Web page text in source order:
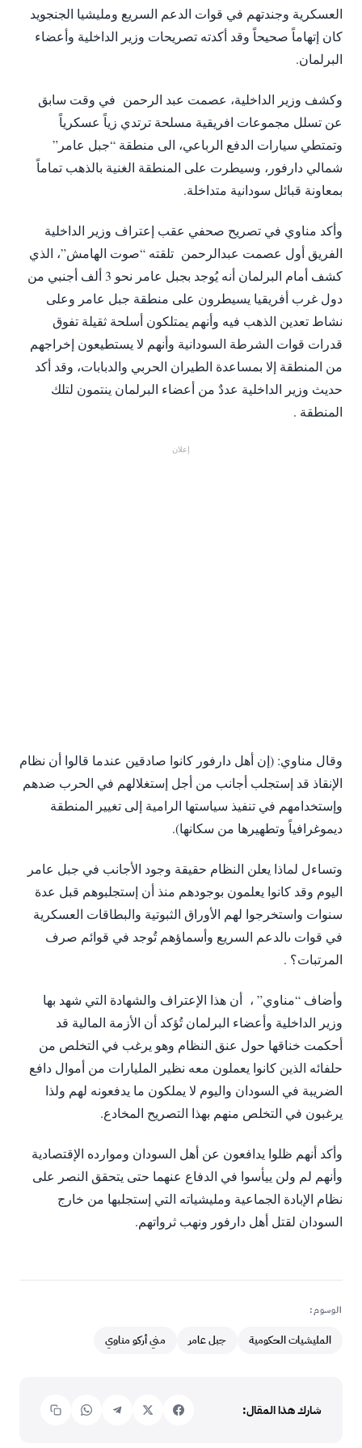
العسكرية وجندتهم في قوات الدعم السريع ومليشيا الجنجويد
كان إتهاماً صحيحاً وقد أكدته تصريحات وزير الداخلية وأعضاء
البرلمان.
وكشف وزير الداخلية، عصمت عبد الرحمن في وقت سابق
عن تسلل مجموعات افريقية مسلحة ترتدي زياً عسكرياً
وتمتطي سيارات الدفع الرباعي، الى منطقة “جبل عامر”
شمالي دارفور، وسيطرت على المنطقة الغنية بالذهب تماماً
بمعاونة قبائل سودانية متداخلة.
وأكد مناوي في تصريح صحفي عقب إعتراف وزير الداخلية
الفريق أول عصمت عبدالرحمن تلقته “صوت الهامش”، الذي
كشف أمام البرلمان أنه يُوجد بجبل عامر نحو 3 ألف أجنبي من
دول غرب أفريقيا يسيطرون على منطقة جبل عامر وعلى
نشاط تعدين الذهب فيه وأنهم يمتلكون أسلحة ثقيلة تفوق
قدرات قوات الشرطة السودانية وأنهم لا يستطيعون إخراجهم
من المنطقة إلا بمساعدة الطيران الحربي والدبابات، وقد أكد
حديث وزير الداخلية عددٌ من أعضاء البرلمان ينتمون لتلك
المنطقة .
إعلان
وقال مناوي: (إن أهل دارفور كانوا صادقين عندما قالوا أن نظام
الإنقاذ قد إستجلب أجانب من أجل إستغلالهم في الحرب ضدهم
وإستخدامهم في تنفيذ سياستها الرامية إلى تغيير المنطقة
ديموغرافياً وتطهيرها من سكانها).
وتساءل لماذا يعلن النظام حقيقة وجود الأجانب في جبل عامر
اليوم وقد كانوا يعلمون بوجودهم منذ أن إستجلبوهم قبل عدة
سنوات واستخرجوا لهم الأوراق الثبوتية والبطاقات العسكرية
في قوات ىالدعم السريع وأسماؤهم تُوجد في قوائم صرف
المرتبات؟ .
وأضاف “مناوي” ، أن هذا الإعتراف والشهادة التي شهد بها
وزير الداخلية وأعضاء البرلمان تُؤكد أن الأزمة المالية قد
أحكمت خناقها حول عنق النظام وهو يرغب في التخلص من
حلفائه الذين كانوا يعملون معه نظير المليارات من أموال دافع
الضريبة في السودان واليوم لا يملكون ما يدفعونه لهم ولذا
يرغبون في التخلص منهم بهذا التصريح المخادع.
وأكد أنهم ظلوا يدافعون عن أهل السودان وموارده الإقتصادية
وأنهم لم ولن ييأسوا في الدفاع عنهما حتى يتحقق النصر على
نظام الإبادة الجماعية ومليشياته التي إستجلبها من خارج
السودان لقتل أهل دارفور ونهب ثرواتهم.
الوسوم:
المليشيات الحكومية جبل عامر مني أركو مناوي
شارك هذا المقال: